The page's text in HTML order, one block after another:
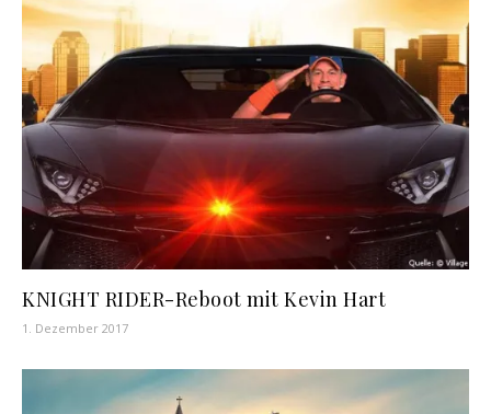
KNIGHT RIDER-Reboot mit Kevin Hart
1. Dezember 2017